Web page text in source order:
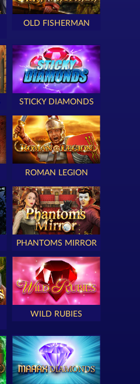
OLD FISHERMAN
STICKY DIAMONDS
ROMAN LEGION
PHANTOMS MIRROR
WILD RUBIES